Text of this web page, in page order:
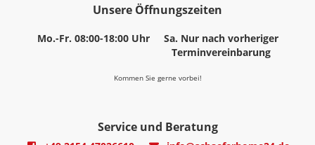
Unsere Öffnungszeiten
Mo.-Fr. 08:00-18:00 Uhr
Sa. Nur nach vorheriger
Terminvereinbarung
Kommen Sie gerne vorbei!
Service und Beratung